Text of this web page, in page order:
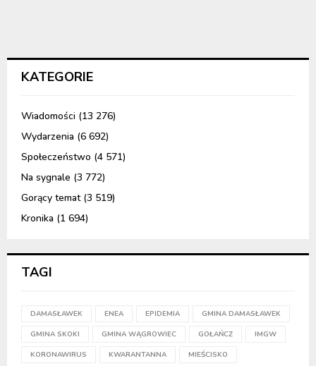
KATEGORIE
Wiadomości (13 276)
Wydarzenia (6 692)
Społeczeństwo (4 571)
Na sygnale (3 772)
Gorący temat(3 519)
Kronika (1 694)
TAGI
DAMASŁAWEK ENEA EPIDEMIA GMINA DAMASŁAWEK
GMINA SKOKI GMINA WĄGROWIEC GOŁAŃCZ IMGW
KORONAWIRUS KWARANTANNA MIEŚCISKO